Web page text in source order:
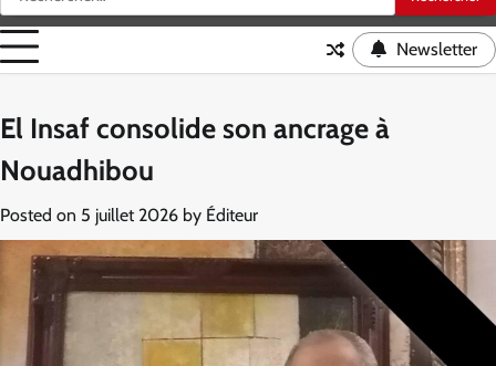
Newsletter
El Insaf consolide son ancrage à
Nouadhibou
Posted on 5 juillet 2026 by Éditeur